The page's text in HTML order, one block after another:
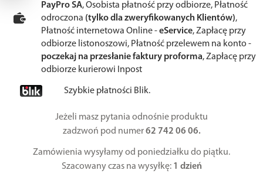
PayPro SA, Osobista płatność przy odbiorze, Płatność
odroczona (tylko dla zweryfikowanych Klientów),
Płatność internetowa Online -eService, Zapłacę przy
odbiorze listonoszowi, Płatność przelewem na konto -
poczekaj na przesłanie faktury proforma, Zapłacę przy
odbiorze kurierowi Inpost
Szybkie płatności Blik.
Jeżeli masz pytania odnośnie produktu
zadzwoń pod numer62 742 06 06.
Zamówienia wysyłamy od poniedziałku do piątku.
Szacowany czas na wysyłkę: 1 dzień